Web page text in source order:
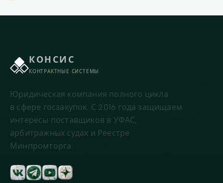
КОНСИС
КОНТРАКТНЫЕ СИСТЕМЫ
Юридическая компания полного цикла
в сфере госзакупок. С 2016 года защищаем
интересы поставщиков в УФАС,
арбитражных судах и Реестре
Минпромторга.